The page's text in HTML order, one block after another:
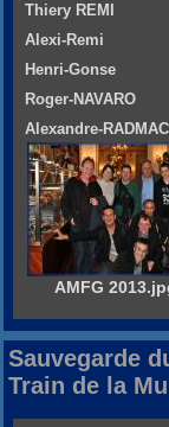
Thiery REMI
Alexi-Remi
Henri-Gonse
Roger-NAVARO
Alexandre-
AMFG
Sauvegarde
Train de la